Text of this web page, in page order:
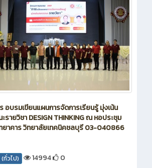
อบรมเขียนแผนการจัดการเรียนรู้ มุ่งเน้น
รายวิชา DESIGN THINKING ณ หอประชุม
ยาคาร วิทยาลัยเทคนิคชลบุรี 03-040866
ทั่วไป) 14994 0